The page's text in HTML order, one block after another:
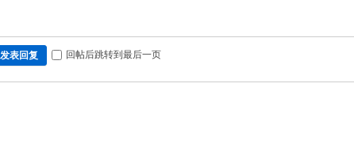
发表回复 回帖后跳转到最后一页